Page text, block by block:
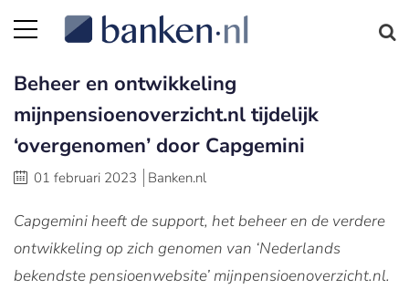
Beheer en ontwikkeling
mijnpensioenoverzicht.nl tijdelijk
‘overgenomen’ door Capgemini
01 februari 2023 Banken.nl
Capgemini heeft de support, het beheer en de verdere
ontwikkeling op zich genomen van ‘Nederlands
bekendste pensioenwebsite’ mijnpensioenoverzicht.nl.